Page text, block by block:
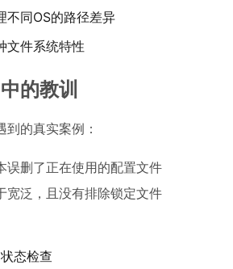
不同OS的路径差异
文件系统特性
的教训
的真实案例：
误删了正在使用的配置文件
宽泛，且没有排除锁定文件
态检查